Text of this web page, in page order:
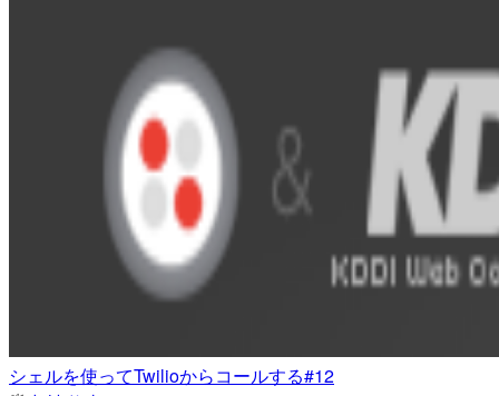
シェルを使ってTwilioからコールする#12